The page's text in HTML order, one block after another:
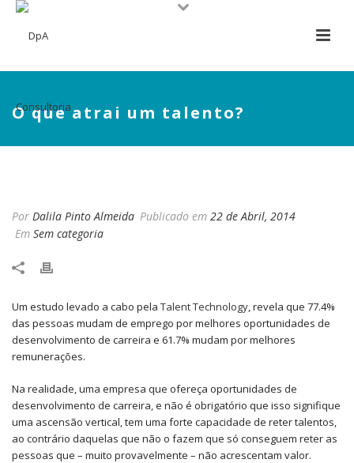
O que atrai um talento?
Por Dalila Pinto Almeida Publicado em 22 de Abril, 2014
Em Sem categoria
Um estudo levado a cabo pela Talent Technology, revela que 77.4%
das pessoas mudam de emprego por melhores oportunidades de
desenvolvimento de carreira e 61.7% mudam por melhores
remunerações.
Na realidade, uma empresa que ofereça oportunidades de
desenvolvimento de carreira, e não é obrigatório que isso signifique
uma ascensão vertical, tem uma forte capacidade de reter talentos,
ao contrário daquelas que não o fazem que só conseguem reter as
pessoas que – muito provavelmente – não acrescentam valor.